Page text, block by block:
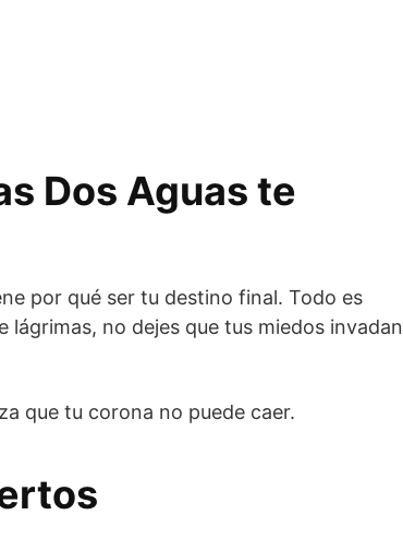
Dos Aguas te
por qué ser tu destino final. Todo es
no dejes que tus miedos invadan
que tu corona no puede caer.